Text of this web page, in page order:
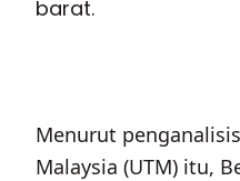
barat.
Menurut
Malaysia (UTM) itu,